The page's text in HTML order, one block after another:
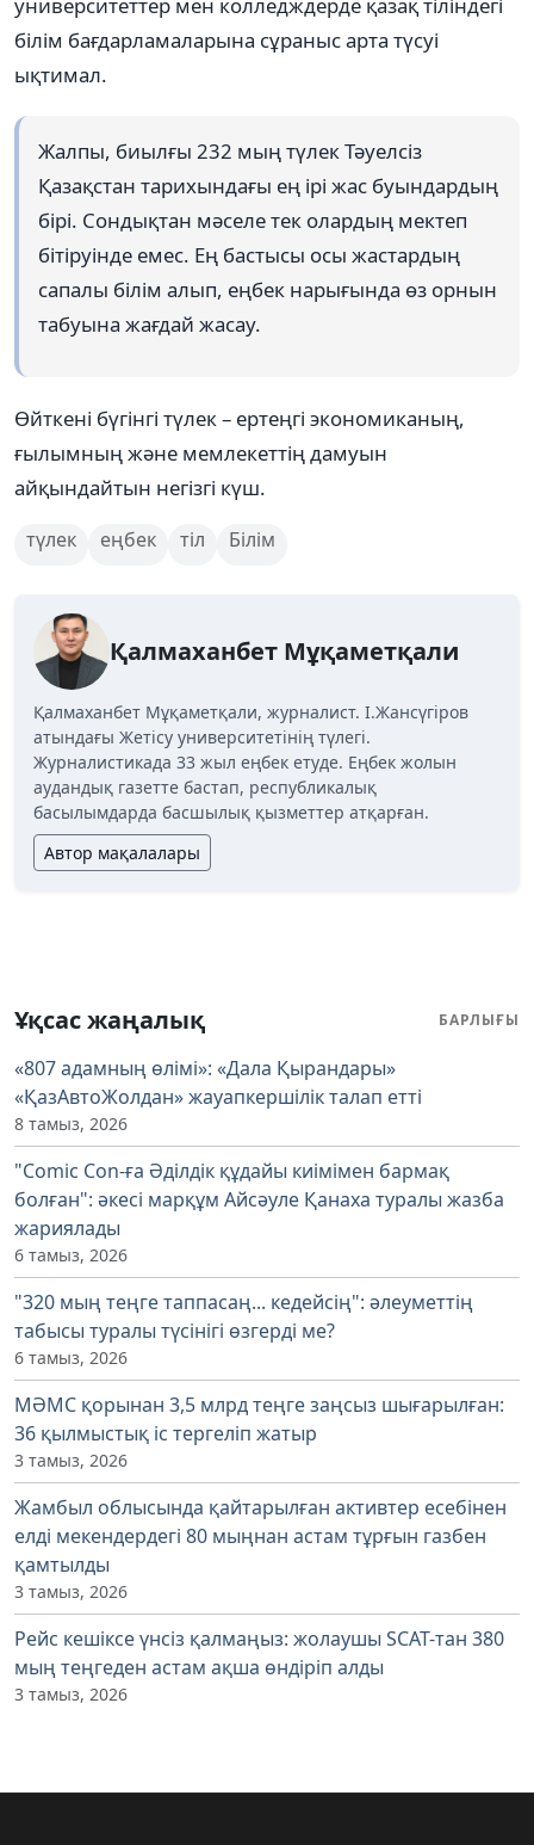
университеттер мен колледждерде қазақ тіліндегі
білім бағдарламаларына сұраныс арта түсуі
ықтимал.
Жалпы, биылғы 232 мың түлек Тәуелсіз
Қазақстан тарихындағы ең ірі жас буындардың
бірі. Сондықтан мәселе тек олардың мектеп
бітіруінде емес. Ең бастысы осы жастардың
сапалы білім алып, еңбек нарығында өз орнын
табуына жағдай жасау.
Өйткені бүгінгі түлек – ертеңгі экономиканың,
ғылымның және мемлекеттің дамуын
айқындайтын негізгі күш.
түлек еңбек тіл Білім
Қалмаханбет Мұқаметқали
Қалмаханбет Мұқаметқали, журналист. І.Жансүгіров
атындағы Жетісу университетінің түлегі.
Журналистикада 33 жыл еңбек етуде. Еңбек жолын
аудандық газетте бастап, республикалық
басылымдарда басшылық қызметтер атқарған.
Автор мақалалары
Ұқсас жаңалық БАРЛЫҒЫ
«807 адамның өлімі»: «Дала Қырандары»
«ҚазАвтоЖолдан» жауапкершілік талап етті
8 тамыз, 2026
"Comic Con-ға Әділдік құдайы киімімен бармақ
болған": әкесі марқұм Айсәуле Қанаха туралы жазба
жариялады
6 тамыз, 2026
"320 мың теңге таппасаң... кедейсің": әлеуметтің
табысы туралы түсінігі өзгерді ме?
6 тамыз, 2026
МӘМС қорынан 3,5 млрд теңге заңсыз шығарылған:
36 қылмыстық іс тергеліп жатыр
3 тамыз, 2026
Жамбыл облысында қайтарылған активтер есебінен
елді мекендердегі 80 мыңнан астам тұрғын газбен
қамтылды
3 тамыз, 2026
Рейс кешіксе үнсіз қалмаңыз: жолаушы SCAT-тан 380
мың теңгеден астам ақша өндіріп алды
3 тамыз, 2026